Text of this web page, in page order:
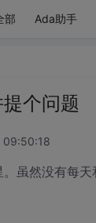
部 Ada助手
个问题
09:50:18
虽然没有每